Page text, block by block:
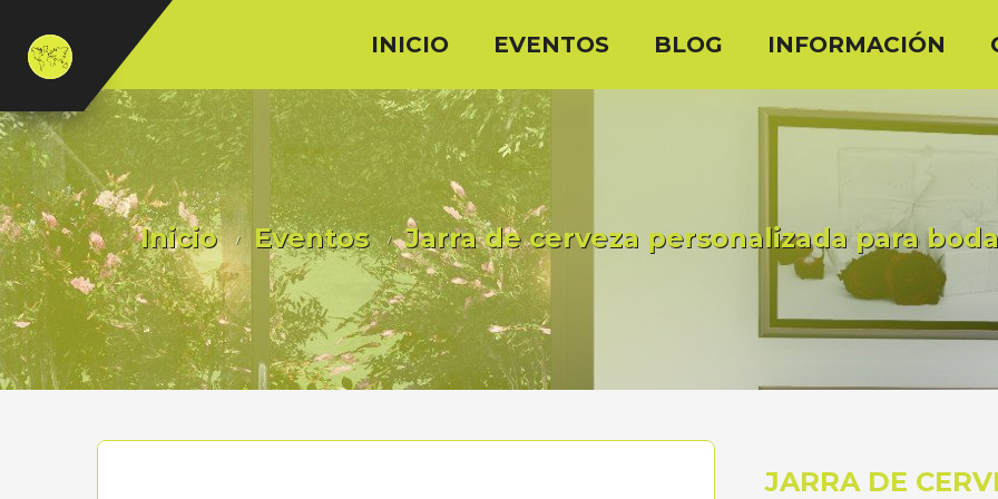
INICIO EVENTOS BLOG INFORMACIÓN
Inicio Eventos Jarra de cerveza personalizada para
JARRA DE